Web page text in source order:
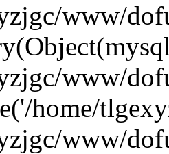
www/
www/
home/
www/